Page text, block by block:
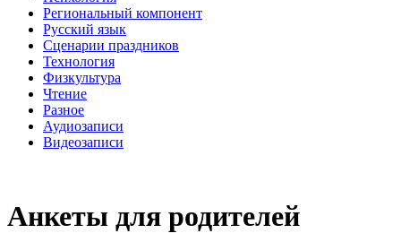
Региональный компонент
Русский язык
Сценарии праздников
Технология
Физкультура
Чтение
Разное
Аудиозаписи
Видеозаписи
Анкеты для родителей